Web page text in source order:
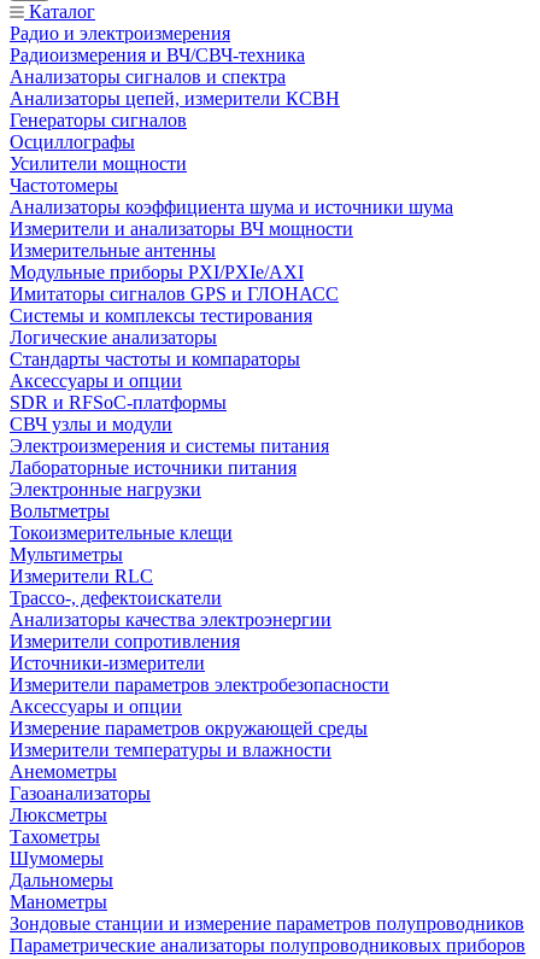
Каталог
Радио и электроизмерения
Радиоизмерения и ВЧ/СВЧ-техника
Анализаторы сигналов и спектра
Анализаторы цепей, измерители КСВН
Генераторы сигналов
Осциллографы
Усилители мощности
Частотомеры
Анализаторы коэффициента шума и источники шума
Измерители и анализаторы ВЧ мощности
Измерительные антенны
Модульные приборы PXI/PXIe/AXI
Имитаторы сигналов GPS и ГЛОНАСС
Системы и комплексы тестирования
Логические анализаторы
Стандарты частоты и компараторы
Аксессуары и опции
SDR и RFSoC‑платформы
СВЧ узлы и модули
Электроизмерения и системы питания
Лабораторные источники питания
Электронные нагрузки
Вольтметры
Токоизмерительные клещи
Мультиметры
Измерители RLC
Трассо-, дефектоискатели
Анализаторы качества электроэнергии
Измерители сопротивления
Источники-измерители
Измерители параметров электробезопасности
Аксессуары и опции
Измерение параметров окружающей среды
Измерители температуры и влажности
Анемометры
Газоанализаторы
Люксметры
Тахометры
Шумомеры
Дальномеры
Манометры
Зондовые станции и измерение параметров полупроводников
Параметрические анализаторы полупроводниковых приборов